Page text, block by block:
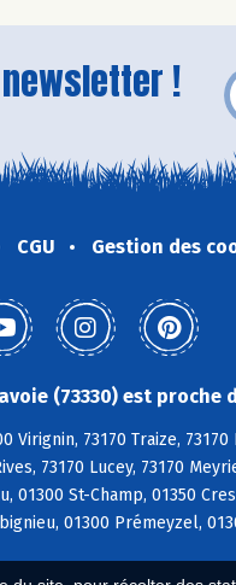
!
CGU Gestion des
(73330) est proche
Virignin, 73170 Traize,
73170 Lucey, 73170
01300 St-Champ, 01350
01300 Prémeyzel,